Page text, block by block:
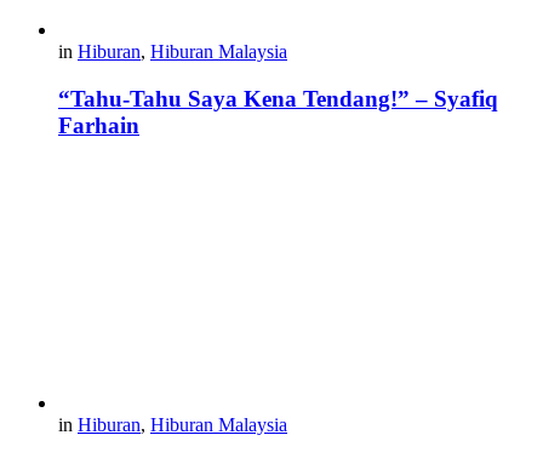
in Hiburan, Hiburan Malaysia
“Tahu-Tahu Saya Kena Tendang!” – Syafiq
Farhain
in Hiburan, Hiburan Malaysia